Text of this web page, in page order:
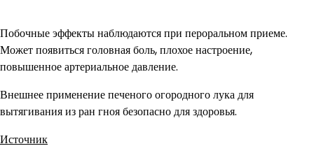
Побочные эффекты наблюдаются при пероральном приеме.
Может появиться головная боль, плохое настроение,
повышенное артериальное давление.
Внешнее применение печеного огородного лука для
вытягивания из ран гноя безопасно для здоровья.
Источник